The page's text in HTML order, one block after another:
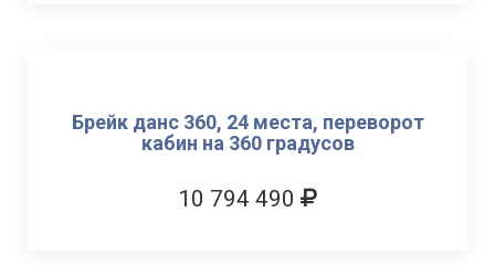
Брейк данс 360, 24 места, переворот
кабин на 360 градусов
10 794 490